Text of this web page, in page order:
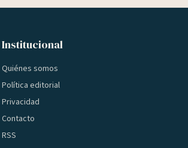
Institucional
Quiénes somos
Política editorial
Privacidad
Contacto
RSS